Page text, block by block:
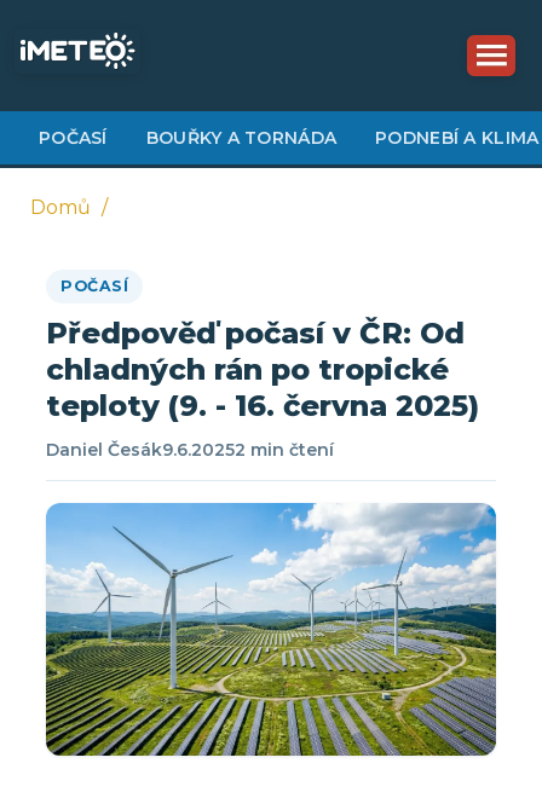
obsahu
POČASÍ BOUŘKY A TORNÁDA PODNEBÍ A KLIMA
navigace
Domů
POČASÍ
Předpověď počasí v ČR: Od
chladných rán po tropické
teploty (9. - 16. června 2025)
Daniel Česák9.6.20252 min čtení